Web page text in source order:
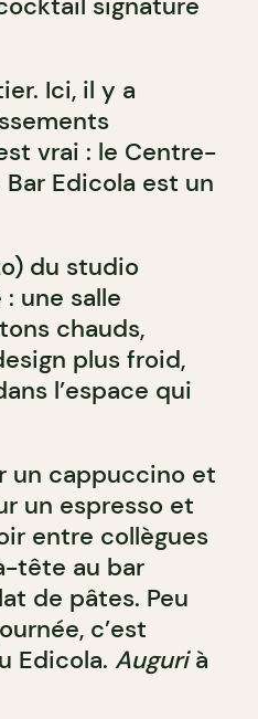
Ici, il y a
vrai : le Centre-
Edicola est un
du studio
une salle
chauds,
plus froid,
l’espace qui
un cappuccino et
un espresso et
entre collègues
tête au bar
de pâtes. Peu
c’est
Edicola. Augurià